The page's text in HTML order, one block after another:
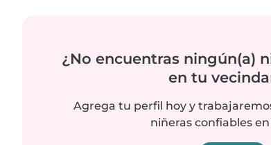
¿No encuentras ningún(a)
en tu
Agrega tu perfil hoy y
niñeras confiables